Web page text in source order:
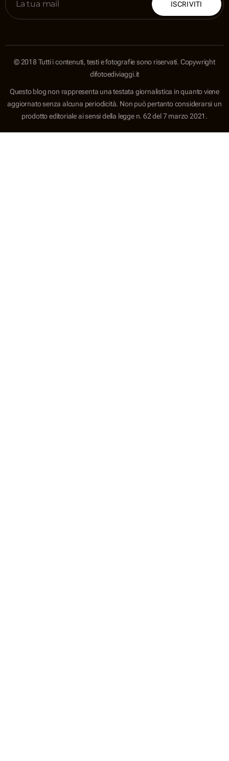
ISCRIVITI
© 2018 Tutti i contenuti, testi e fotografie sono riservati. Copywright
difotoediviaggi.it
Questo blog non rappresenta una testata giornalistica in quanto viene
aggiornato senza alcuna periodicità. Non può pertanto considerarsi un
prodotto editoriale ai sensi della legge n. 62 del 7 marzo 2021.